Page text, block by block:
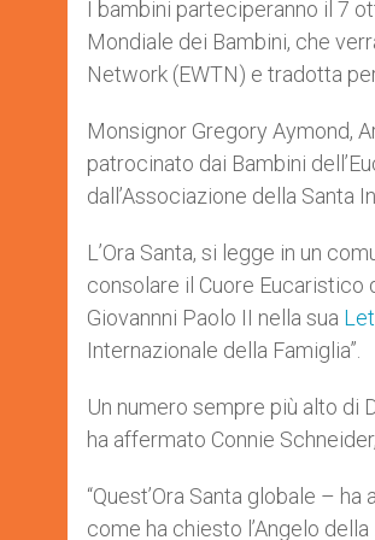
I bambini parteciperanno il 7
Mondiale dei Bambini, che
Network (EWTN) e tradotta
Monsignor Gregory Aymond,
patrocinato dai Bambini
dall’Associazione della Santa
L’Ora Santa, si legge in un
consolare il Cuore Eucaristico
Giovannni Paolo II nella sua
Internazionale della Famiglia”.
Un numero sempre più alto di
ha affermato Connie
“Quest’Ora Santa globale –
come ha chiesto l’Angelo